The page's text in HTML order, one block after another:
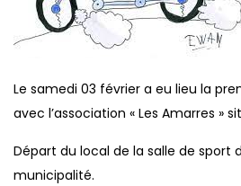
Le samedi 03 février a eu lieu la
avec l’association « Les Amarres »
Départ du local de la salle de sport
municipalité.